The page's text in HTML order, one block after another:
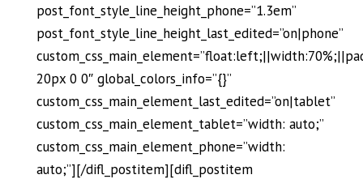
post_font_style_line_height_phone=”1.3em”
post_font_style_line_height_last_edited=”on|phone”
20px 0 0″ global_colors_info=”{}”
custom_css_main_element_last_edited=”on|tablet”
custom_css_main_element_tablet=”width: auto;”
custom_css_main_element_phone=”width:
auto;”][/difl_postitem][difl_postitem